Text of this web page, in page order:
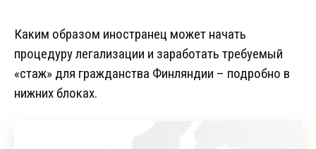
Каким образом иностранец может начать
процедуру легализации и заработать требуемый
«стаж» для гражданства Финляндии – подробно в
нижних блоках.